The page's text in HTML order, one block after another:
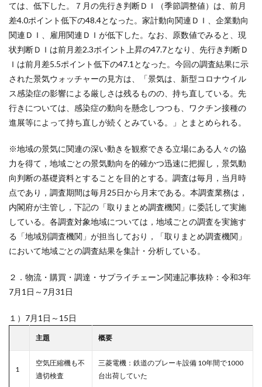
ては、低下した。７月の先行き判断ＤＩ（季節調整値）は、前月
差4.0ポイント低下の48.4となった。家計動向関連ＤＩ、企業動向
関連ＤＩ、雇用関連ＤＩが低下した。なお、原数値でみると、現
状判断ＤＩは前月差2.3ポイント上昇の47.7となり、先行き判断Ｄ
Ｉは前月差5.5ポイント低下の47.1となった。今回の調査結果に示
された景気ウォッチャーの見方は、「景気は、新型コロナウイル
ス感染症の影響による厳しさは残るものの、持ち直している。先
行きについては、感染症の動向を懸念しつつも、ワクチン接種の
進展等によって持ち直しが続くとみている。」とまとめられる。
※地域の景気に関連の深い動きを観察できる立場にある人々の協
力を得て，地域ごとの景気動向を的確かつ迅速に把握し，景気動
向判断の基礎資料とすることを目的とする。調査は毎月，当月時
点であり，調査期間は毎月25日から月末である。本調査業務は，
内閣府が主管し，下記の「取りまとめ調査機関」に委託して実施
している。各調査対象地域については，地域ごとの調査を実施す
る「地域別調査機関」が担当しており，「取りまとめ調査機関」
において地域ごとの調査結果を集計・分析している。
２．物流・購買・調達・サプライチェーン関連記事抜粋：令和3年
7月1日～7月31日
１）7月1日～15日
主題 概要
1
空気圧縮機も不
適切検査
三菱電機：鉄道のブレーキ設備 10年間で1000
台出荷していた